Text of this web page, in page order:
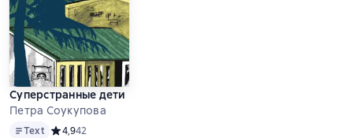
Суперстранные дети
Петра Соукупова
TextText Средний рейтинг 4,9 на основе 42 оценок
4,942